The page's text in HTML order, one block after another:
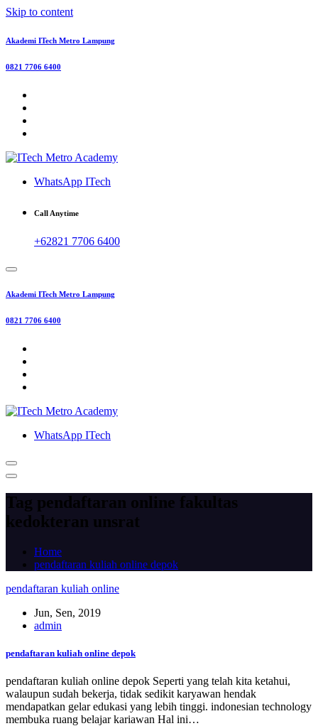
Skip to content
Akademi ITech Metro Lampung
0821 7706 6400
WhatsApp ITech
Call Anytime
+62821 7706 6400
Akademi ITech Metro Lampung
0821 7706 6400
WhatsApp ITech
Tag pendaftaran online fakultas
kedokteran unsrat
Home
pendaftaran kuliah online depok
pendaftaran kuliah online
Jun, Sen, 2019
admin
pendaftaran kuliah online depok
pendaftaran kuliah online depok Seperti yang telah kita ketahui,
walaupun sudah bekerja, tidak sedikit karyawan hendak
mendapatkan gelar edukasi yang lebih tinggi. indonesian technology
membuka ruang belajar kariawan Hal ini…